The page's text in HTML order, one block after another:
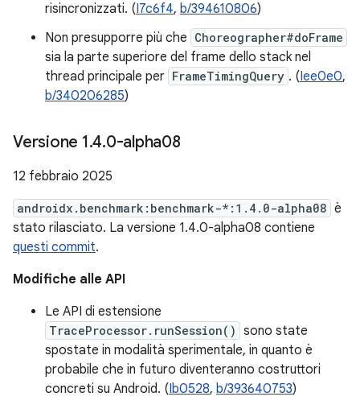
risincronizzati. (I7c6f4, b/394610806)
Non presupporre più che Choreographer#doFrame
sia la parte superiore del frame dello stack nel
thread principale per FrameTimingQuery . (Iee0e0,
b/340206285)
Versione 1.4.0-alpha08
12 febbraio 2025
androidx.benchmark:benchmark-*:1.4.0-alpha08 è
stato rilasciato. La versione 1.4.0-alpha08 contiene
questi commit.
Modifiche alle API
Le API di estensione
TraceProcessor.runSession() sono state
spostate in modalità sperimentale, in quanto è
probabile che in futuro diventeranno costruttori
concreti su Android. (Ib0528, b/393640753)